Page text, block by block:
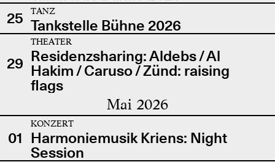
25
TANZ
Tankstelle Bühne 2026
29
THEATER
Residenzsharing: Aldebs / Al
Hakim / Caruso / Zünd: raising
flags
Mai 2026
01
KONZERT
Harmoniemusik Kriens: Night
Session